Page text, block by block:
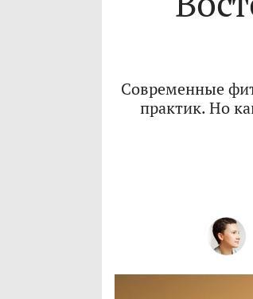
Современные
практик. Но